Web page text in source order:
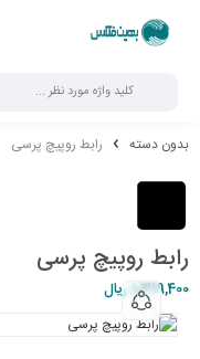
بدون دسته رابط روپیچ پرسی
رابط روپیچ پرسی
1,319,400 ریال